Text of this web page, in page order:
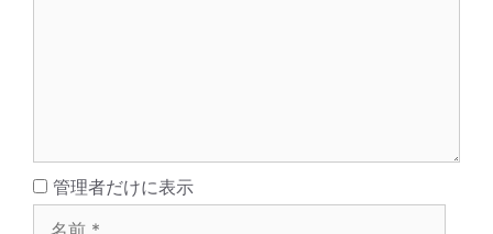
管理者だけに表示名
前